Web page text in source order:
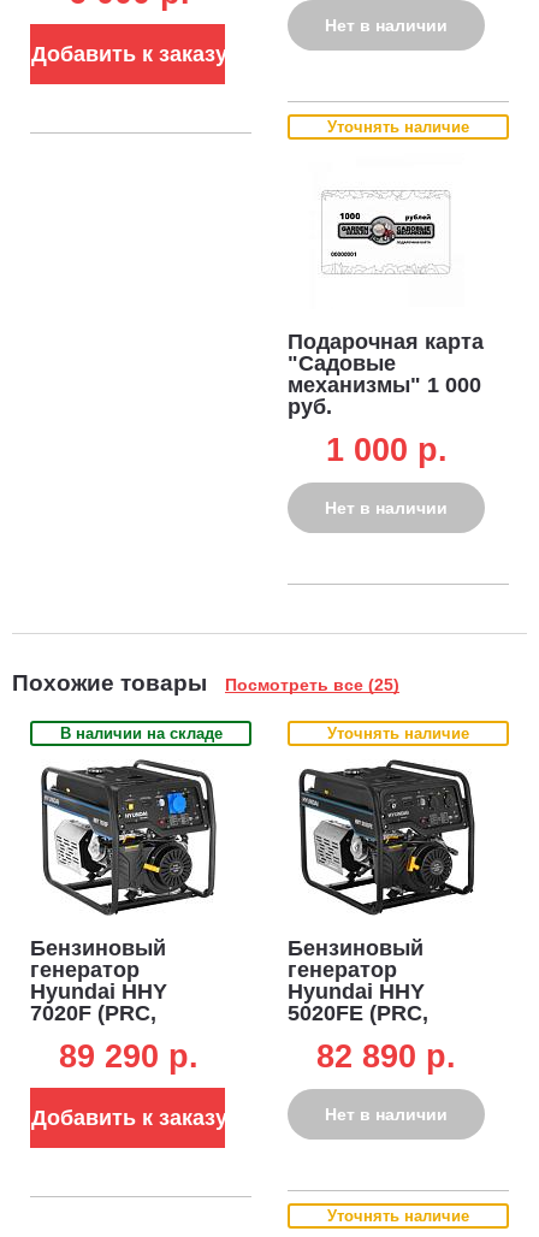
Добавить к заказу
Нет в наличии
Уточнять наличие
Подарочная карта
"Садовые
механизмы" 1 000
руб.
1 000 p.
Нет в наличии
Похожие товары Посмотреть все (25)
В наличии на складе
Бензиновый
генератор
Hyundai HHY
7020F (PRC,
5,0/5,5 кВт, 25 л,
ручной стартер,
89 290 p.
Добавить к заказу
Уточнять наличие
Бензиновый
генератор
Hyundai HHY
5020FE (PRC,
4,0/4,5 кВт, 25 л,
эл/стартер, 76.5
кг)
82 890 p.
Нет в наличии
Уточнять наличие